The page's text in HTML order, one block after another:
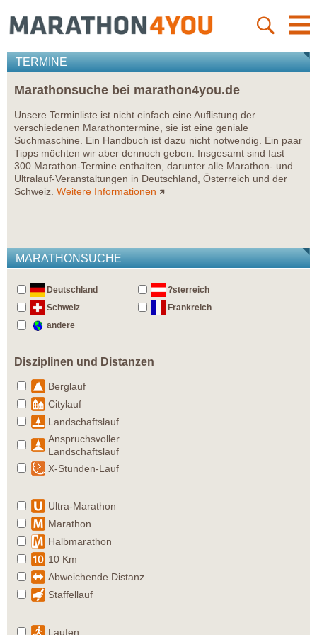
TERMINE
Marathonsuche bei marathon4you.de
Unsere Terminliste ist nicht einfach eine Auflistung der
verschiedenen Marathontermine, sie ist eine geniale
Suchmaschine. Ein Handbuch ist dazu nicht notwendig. Ein paar
Tipps möchten wir aber dennoch geben. Insgesamt sind fast
300 Marathon-Termine enthalten, darunter alle Marathon- und
Ultralauf-Veranstaltungen in Deutschland, Österreich und der
Schweiz. Weitere Informationen
MARATHONSUCHE
Deutschland
?sterreich
Schweiz
Frankreich
andere
Disziplinen und Distanzen
Berglauf
Citylauf
Landschaftslauf
Anspruchsvoller
Landschaftslauf
X-Stunden-Lauf
Ultra-Marathon
Marathon
Halbmarathon
10 Km
Abweichende Distanz
Staffellauf
Laufen